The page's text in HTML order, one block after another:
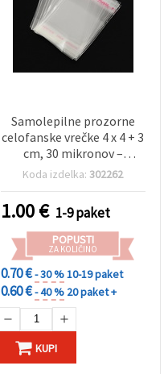
Samolepilne prozorne
celofanske vrečke 4 x 4 + 3
cm, 30 mikronov –
pakiranje 200 kosov
Koda izdelka:302262
1.00€ 1-9 paket
POPUSTI
ZA KOLIČINO
0.70 €- 30 %10-19 paket
0.60 €- 40 % 20 paket +
KUPI